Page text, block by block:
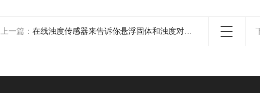
上一篇： 在线浊度传感器来告诉你悬浮固体和浊度对水体的影响